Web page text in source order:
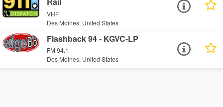
VHF
Des Moines, United States
Flashback 94 - KGVC-LP
FM 94.1
Des Moines, United States